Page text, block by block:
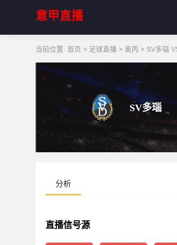
意甲直播
当前位置: 首页 > 足球直播 > 奥丙 > SV多瑙
SV多瑙
分析
直播信号源